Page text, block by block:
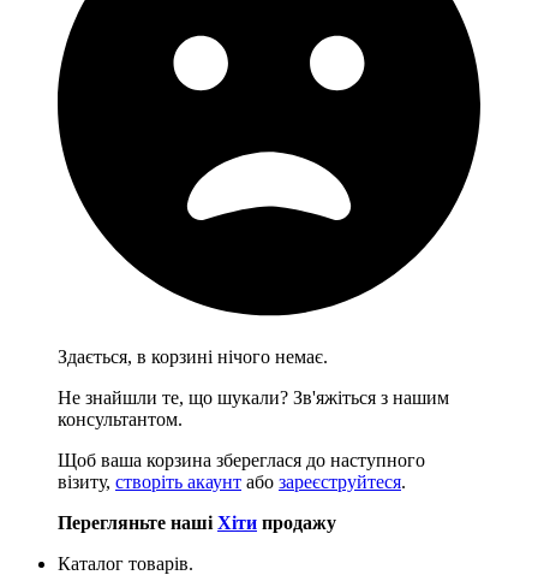
Здається, в корзині нічого немає.
Не знайшли те, що шукали? Зв'яжіться з нашим
консультантом.
Щоб ваша корзина збереглася до наступного
візиту, створіть акаунт або зареєструйтеся.
Перегляньте наші Хіти продажу
Каталог товарів.